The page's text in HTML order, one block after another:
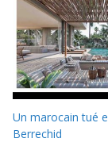
Un marocain tué
Berrechid